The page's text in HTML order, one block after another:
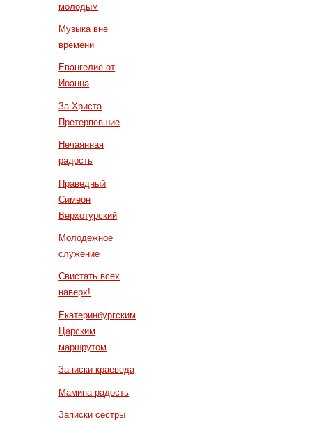
молодым
Музыка вне
времени
Евангелие от
Иоанна
За Христа
Претерпевшие
Нечаянная
радость
Праведный
Симеон
Верхотурский
Молодежное
служение
Свистать всех
наверх!
Екатеринбургским
Царским
маршрутом
Записки краеведа
Мамина радость
Записки сестры